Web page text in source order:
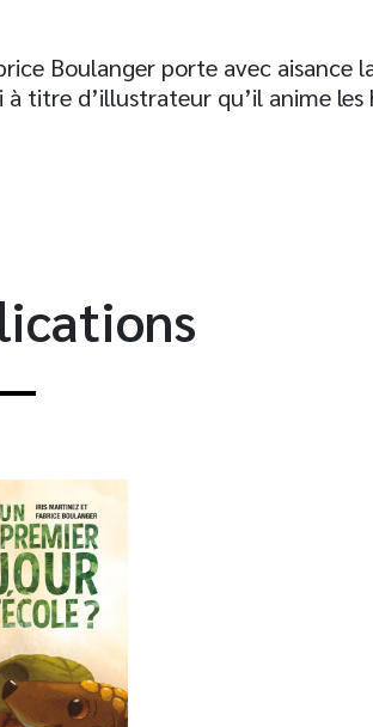
Boulanger porte avec aisance
à titre d’illustrateur qu’il anime